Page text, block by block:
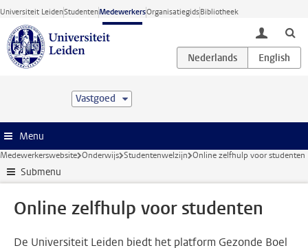
Ga direct naar de inhoud
Universiteit LeidenStudentenMedewerkersOrganisatiegidsBibliotheek
toggle
Vastgoed
Menu
Medewerkerswebsite Onderwijs Studentenwelzijn Online zelfhulp voor studenten
Submenu
Online zelfhulp voor studenten
De Universiteit Leiden biedt het platform Gezonde Boel